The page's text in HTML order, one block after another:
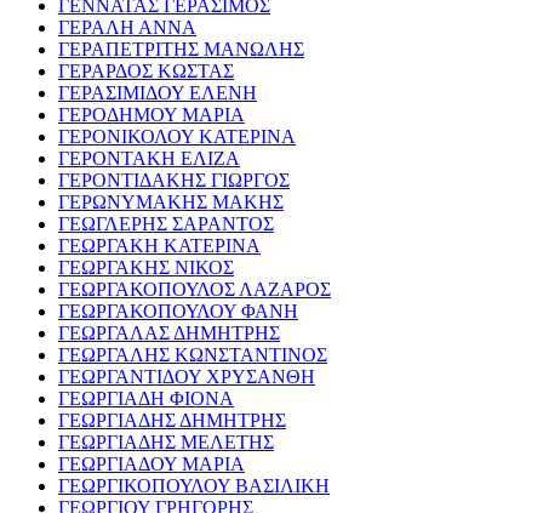
ΓΕΝΝΑΤΑΣ ΓΕΡΑΣΙΜΟΣ
ΓΕΡΑΛΗ ΑΝΝΑ
ΓΕΡΑΠΕΤΡΙΤΗΣ ΜΑΝΩΛΗΣ
ΓΕΡΑΡΔΟΣ ΚΩΣΤΑΣ
ΓΕΡΑΣΙΜΙΔΟΥ ΕΛΕΝΗ
ΓΕΡΟΔΗΜΟΥ ΜΑΡΙΑ
ΓΕΡΟΝΙΚΟΛΟΥ ΚΑΤΕΡΙΝΑ
ΓΕΡΟΝΤΑΚΗ ΕΛΙΖΑ
ΓΕΡΟΝΤΙΔΑΚΗΣ ΓΙΩΡΓΟΣ
ΓΕΡΩΝΥΜΑΚΗΣ ΜΑΚΗΣ
ΓΕΩΓΛΕΡΗΣ ΣΑΡΑΝΤΟΣ
ΓΕΩΡΓΑΚΗ ΚΑΤΕΡΙΝΑ
ΓΕΩΡΓΑΚΗΣ ΝΙΚΟΣ
ΓΕΩΡΓΑΚΟΠΟΥΛΟΣ ΛΑΖΑΡΟΣ
ΓΕΩΡΓΑΚΟΠΟΥΛΟΥ ΦΑΝΗ
ΓΕΩΡΓΑΛΑΣ ΔΗΜΗΤΡΗΣ
ΓΕΩΡΓΑΛΗΣ ΚΩΝΣΤΑΝΤΙΝΟΣ
ΓΕΩΡΓΑΝΤΙΔΟΥ ΧΡΥΣΑΝΘΗ
ΓΕΩΡΓΙΑΔΗ ΦΙΟΝΑ
ΓΕΩΡΓΙΑΔΗΣ ΔΗΜΗΤΡΗΣ
ΓΕΩΡΓΙΑΔΗΣ ΜΕΛΕΤΗΣ
ΓΕΩΡΓΙΑΔΟΥ ΜΑΡΙΑ
ΓΕΩΡΓΙΚΟΠΟΥΛΟΥ ΒΑΣΙΛΙΚΗ
ΓΕΩΡΓΙΟΥ ΓΡΗΓΟΡΗΣ